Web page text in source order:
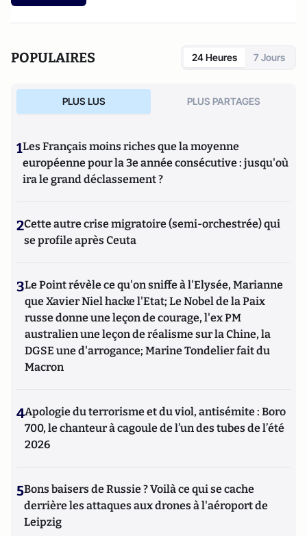
POPULAIRES 24 Heures 7 Jours
PLUS LUS PLUS PARTAGES
1Les Français moins riches que la moyenne
européenne pour la 3e année consécutive : jusqu'où
ira le grand déclassement ?
2Cette autre crise migratoire (semi-orchestrée) qui
se profile après Ceuta
3Le Point révèle ce qu'on sniffe à l'Elysée, Marianne
que Xavier Niel hacke l'Etat; Le Nobel de la Paix
russe donne une leçon de courage, l'ex PM
australien une leçon de réalisme sur la Chine, la
DGSE une d'arrogance; Marine Tondelier fait du
Macron
4Apologie du terrorisme et du viol, antisémite : Boro
700, le chanteur à cagoule de l’un des tubes de l’été
2026
5Bons baisers de Russie ? Voilà ce qui se cache
derrière les attaques aux drones à l'aéroport de
Leipzig